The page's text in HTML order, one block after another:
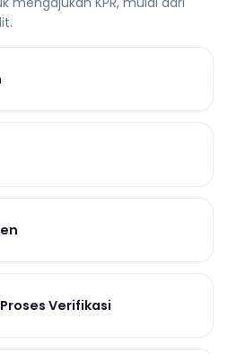
Verifikasi